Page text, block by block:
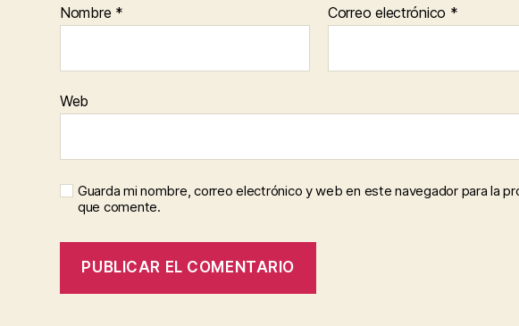
Nombre * Correo electrónico *
Web
Guarda mi nombre, correo electrónico y web en este navegador para la
que comente.